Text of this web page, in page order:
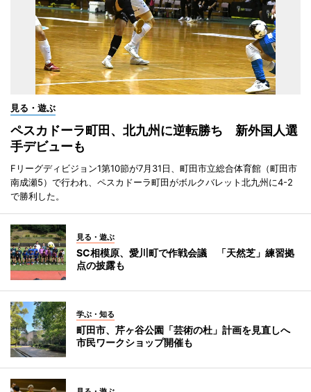
見る・遊ぶ
ペスカドーラ町田、北九州に逆転勝ち 新外国人選
手デビューも
Fリーグディビジョン1第10節が7月31日、町田市立総合体育館（町田市
南成瀬5）で行われ、ペスカドーラ町田がボルクバレット北九州に4-2
で勝利した。
見る・遊ぶ
SC相模原、愛川町で作戦会議 「天然芝」練習拠
点の披露も
学ぶ・知る
町田市、芹ヶ谷公園「芸術の杜」計画を見直しへ
市民ワークショップ開催も